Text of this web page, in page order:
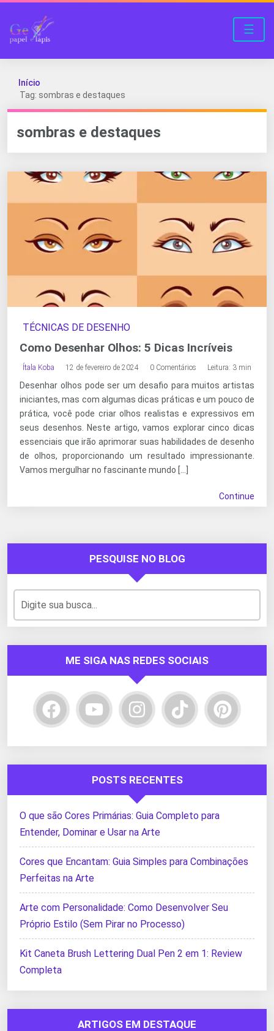
☰
Início
Tag: sombras e destaques
sombras e destaques
TÉCNICAS DE DESENHO
Como Desenhar Olhos: 5 Dicas Incríveis
Ítala Koba 12 de fevereiro de 2024 0 Comentários Leitura: 3 min
Desenhar olhos pode ser um desafio para muitos artistas
iniciantes, mas com algumas dicas práticas e um pouco de
prática, você pode criar olhos realistas e expressivos em
seus desenhos. Neste artigo, vamos explorar cinco dicas
essenciais que irão aprimorar suas habilidades de desenho
de olhos, proporcionando um resultado impressionante.
Vamos mergulhar no fascinante mundo […]
Continue
PESQUISE NO BLOG
ME SIGA NAS REDES SOCIAIS
POSTS RECENTES
O que são Cores Primárias: Guia Completo para
Entender, Dominar e Usar na Arte
Cores que Encantam: Guia Simples para Combinações
Perfeitas na Arte
Arte com Personalidade: Como Desenvolver Seu
Próprio Estilo (Sem Pirar no Processo)
Kit Caneta Brush Lettering Dual Pen 2 em 1: Review
Completa
ARTIGOS EM DESTAQUE